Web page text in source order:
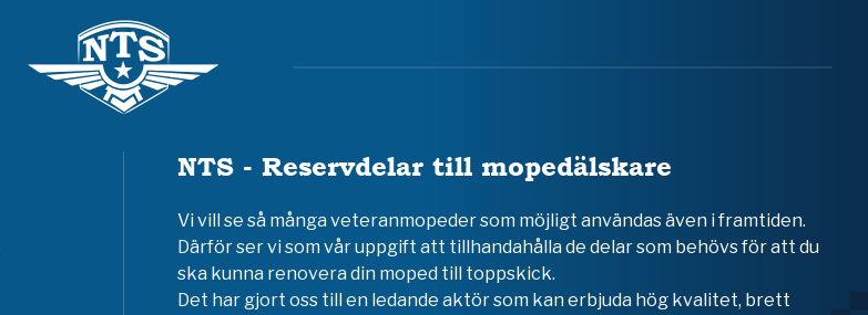
NTS - Reservdelar till mopedälskare
Vi vill se så många veteranmopeder som möjligt användas även i framtiden.
Därför ser vi som vår uppgift att tillhandahålla de delar som behövs för att du
ska kunna renovera din moped till toppskick.
Det har gjort oss till en ledande aktör som kan erbjuda hög kvalitet, brett